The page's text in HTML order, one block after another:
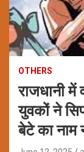
OTHERS
राजधानी में
युवकों ने
बेटे का नाम